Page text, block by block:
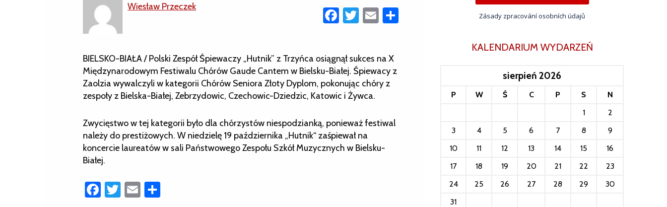
Wiesław Przeczek Facebook
Twitter
Email
BIELSKO-BIAŁA / Polski Zespół Śpiewaczy „Hutnik” z Trzyńca osiągnął sukces na X
Międzynarodowym Festiwalu Chórów Gaude Cantem w Bielsku-Białej. Śpiewacy z
Zaolzia wywalczyli w kategorii Chórów Seniora Złoty Dyplom, pokonując chóry z
zespoły z Bielska-Białej, Zebrzydowic, Czechowic-Dziedzic, Katowic i Żywca.
Zwycięstwo w tej kategorii było dla chórzystów niespodzianką, ponieważ festiwal
należy do prestiżowych. W niedzielę 19 października „Hutnik“ zaśpiewał na
koncercie laureatów w sali Państwowego Zespołu Szkół Muzycznych w Bielsku-
Białej.
Facebook
Twitter
Email
Zásady zpracování osobních údajů
KALENDARIUM WYDARZEŃ
sierpień 2026
P W Ś C P S
N
1
2
3
4 5 6 7 8
9
10
11 12 13 14 15
16
17
18 19 20 21 22
23
24
25 26 27 28 29
30
31